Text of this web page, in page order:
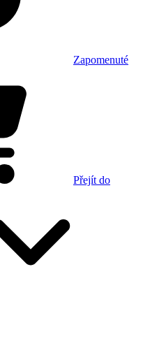
Zapomenuté
Přejít do